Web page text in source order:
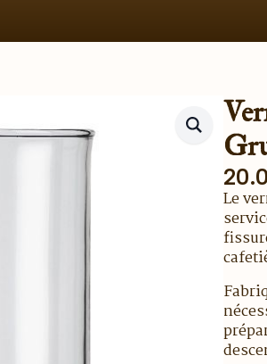
Le